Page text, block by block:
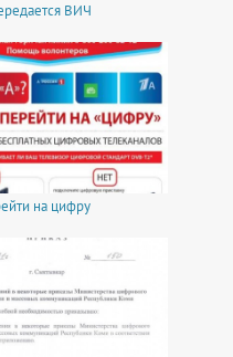
ВИЧ
на цифру